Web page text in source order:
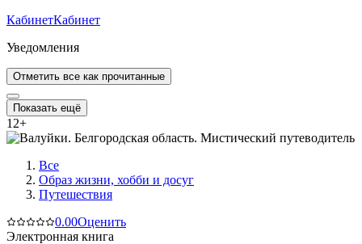
КабинетКабинет
Уведомления
Отметить все как прочитанные
Показать ещё
12+
Все
Образ жизни, хобби и досуг
Путешествия
0.00Оценить
Электронная книга